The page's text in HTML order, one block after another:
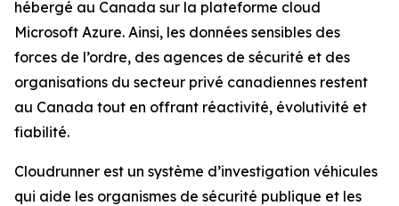
hébergé au Canada sur la plateforme cloud
Microsoft Azure. Ainsi, les données sensibles des
forces de l’ordre, des agences de sécurité et des
organisations du secteur privé canadiennes restent
au Canada tout en offrant réactivité, évolutivité et
fiabilité.
Cloudrunner est un système d’investigation véhicules
qui aide les organismes de sécurité publique et les